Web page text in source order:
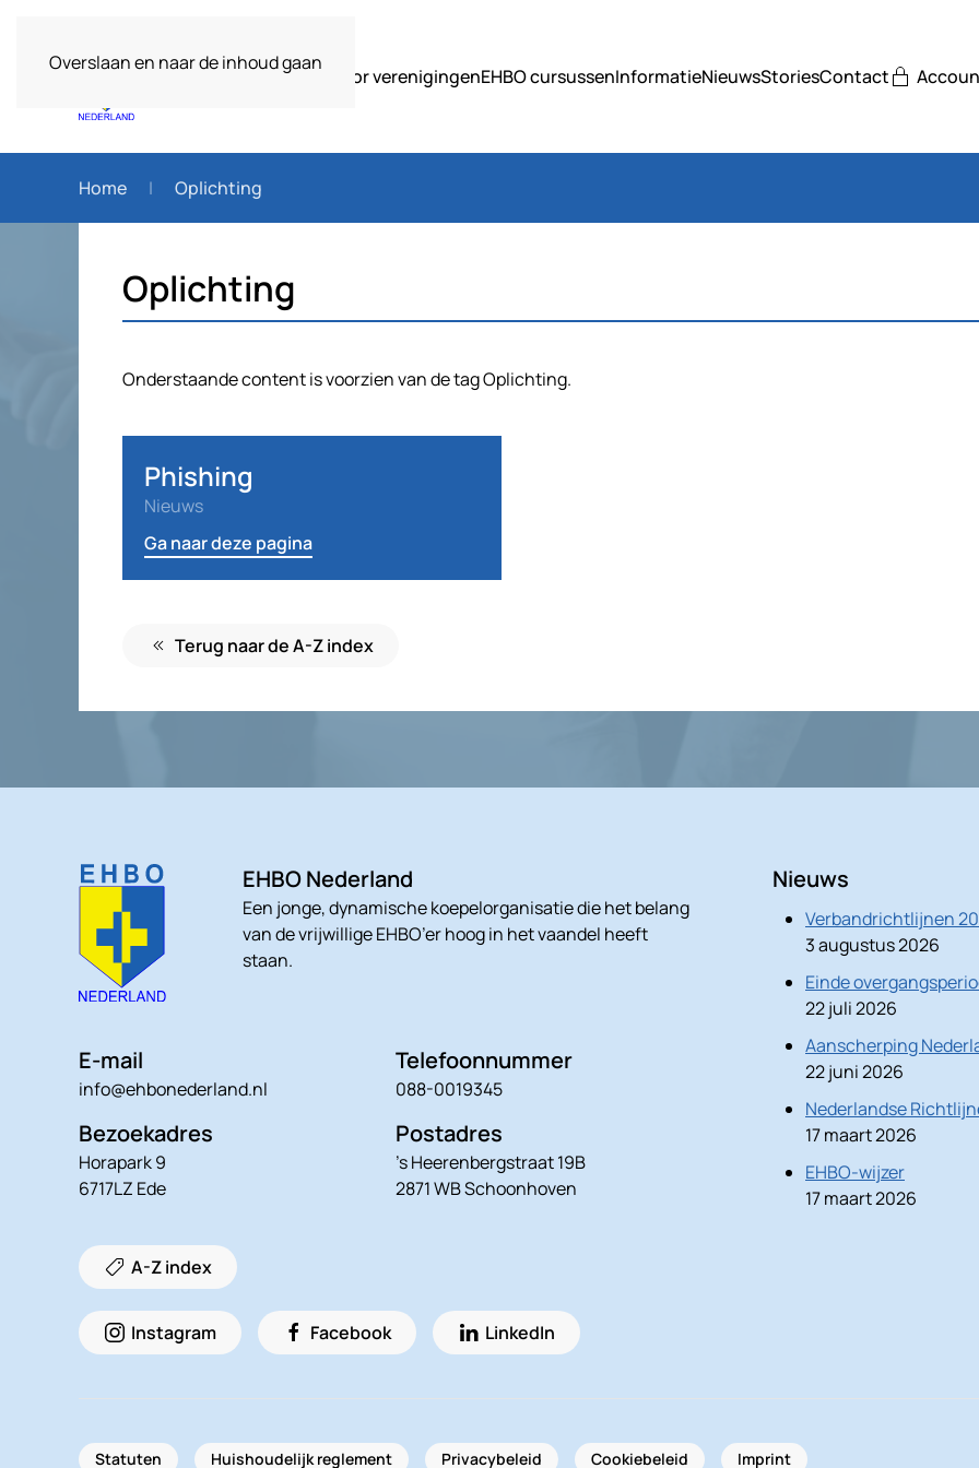
Overslaan en naar de inhoud gaan
Over ons Voor verenigingenEHBO cursussenInformatieNieuwsStoriesContact
Home Oplichting
Oplichting
Onderstaande content is voorzien van de tag Oplichting.
Phishing
Nieuws
Ga naar deze pagina
Terug naar de A-Z index
EHBO Nederland
Een jonge, dynamische koepelorganisatie die het belang
van de vrijwillige EHBO’er hoog in het vaandel heeft
staan.
E-mail
info@ehbonederland.nl
Telefoonnummer
088-0019345
Bezoekadres
Horapark 9
6717LZ Ede
Postadres
’s Heerenbergstraat 19B
2871 WB Schoonhoven
A-Z index
Instagram Facebook LinkedIn
Nieuws
Verbandrichtlijnen
3 augustus 2026
Einde
22 juli 2026
Aanscherping
22 juni 2026
Nederlandse
17 maart 2026
EHBO-wijzer
17 maart 2026
Statuten Huishoudelijk reglement Privacybeleid Cookiebeleid Imprint